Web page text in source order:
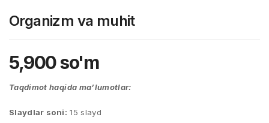
Organizm va muhit
5,900so'm
Taqdimot haqida ma’lumotlar:
Slaydlar soni: 15 slayd